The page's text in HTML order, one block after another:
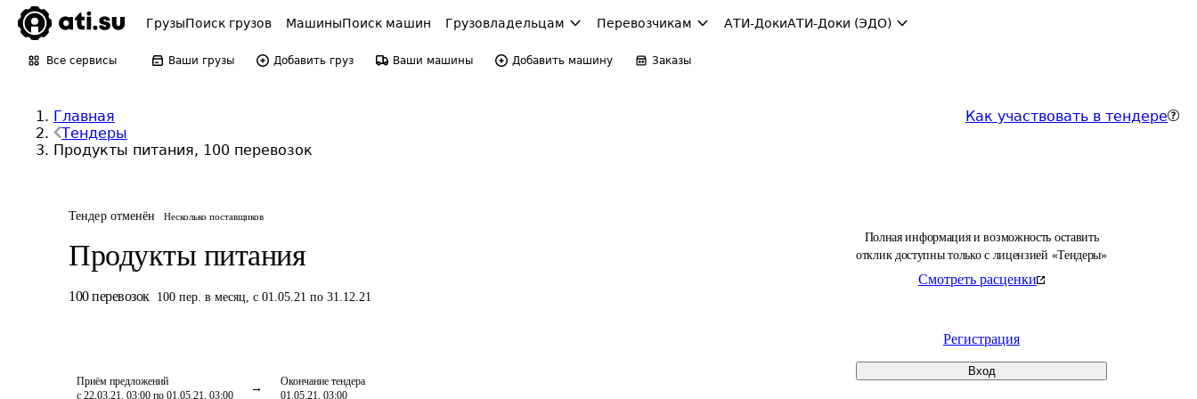
ГрузыПоиск грузов МашиныПоиск машин Грузовладельцам Перевозчикам АТИ-ДокиАТИ-Доки (ЭДО)
Все сервисы Ваши грузы Добавить груз Ваши машины Добавить машину Заказы
Главная
Тендеры
Продукты питания, 100 перевозок
Как участвовать в тендере
Тендер отменён Несколько поставщиков
Продукты питания
100 перевозок 100 пер. в месяц, с 01.05.21 по 31.12.21
Приём предложений
с 22.03.21, 03:00 по 01.05.21, 03:00
Окончание тендера
01.05.21, 03:00
Полная информация и возможность оставить
отклик доступны только с лицензией «Тендеры»
Смотреть расценки
Регистрация
Вход